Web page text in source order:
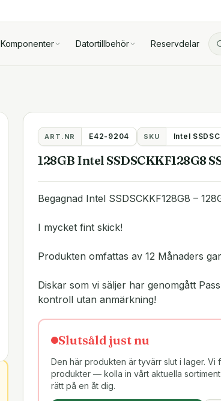
Komponenter Datortillbehör Reservdelar
ART.NR E42-9204 SKU Intel
128GB Intel SSDSCKKF128G8
Begagnad Intel SSDSCKKF128G8 –
I mycket fint skick!
Produkten omfattas av 12 Månaders
Diskar som vi säljer har genomgått
kontroll utan anmärkning!
Slutsåld just nu
Den här produkten är tyvärr slut i lager.
produkter — kolla in vårt aktuella
rätt på en åt dig.